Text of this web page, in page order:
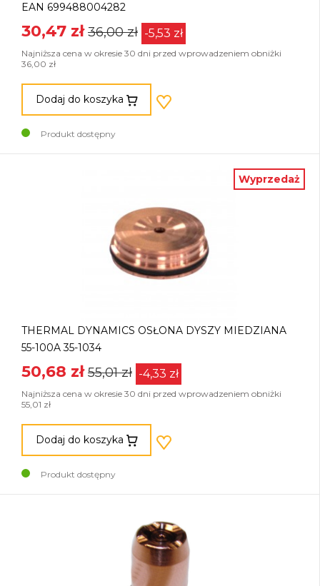
EAN 699488004282
30,47 zł 36,00 zł -5,53 zł
Najniższa cena w okresie 30 dni przed wprowadzeniem obniżki
36,00 zł
Dodaj do koszyka
Produkt dostępny
Wyprzedaż
THERMAL DYNAMICS OSŁONA DYSZY MIEDZIANA
55-100A 35-1034
50,68 zł 55,01 zł -4,33 zł
Najniższa cena w okresie 30 dni przed wprowadzeniem obniżki
55,01 zł
Dodaj do koszyka
Produkt dostępny